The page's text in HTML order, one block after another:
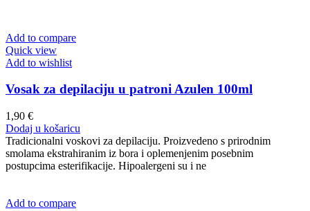
Add to compare
Quick view
Add to wishlist
Vosak za depilaciju u patroni Azulen 100ml
1,90 €
Dodaj u košaricu
Tradicionalni voskovi za depilaciju. Proizvedeno s prirodnim
smolama ekstrahiranim iz bora i oplemenjenim posebnim
postupcima esterifikacije. Hipoalergeni su i ne
Add to compare